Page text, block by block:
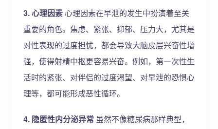
3. 心理因素 心理因素在早泄的发生中扮演着至关
重要的角色。焦虑、紧张、抑郁、压力大，尤其是
对性表现的过度担忧，都会导致大脑皮层兴奋性增
强，使得射精中枢更容易兴奋。例如，第一次性生
活时的紧张、对伴侣的过度渴望、对早泄的恐惧心
理等，都可能形成恶性循环。
4. 隐匿性内分泌异常 虽然不像糖尿病那样典型，